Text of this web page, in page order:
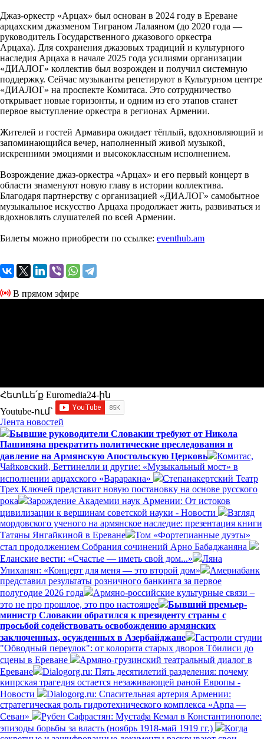
Джаз-оркестр «Арцах» был основан в 2024 году в Ереване
арцахским джазменом Тиграном Лалаяном (до 2020 года —
руководитель Государственного джазового оркестра
Арцаха). Для сохранения джазовых традиций и культурного
наследия Арцаха в начале 2025 года усилиями организации
«ДИАЛОГ» коллектив был возрожден и получил системную
поддержку. Сейчас музыканты репетируют в Культурном центре
«ДИАЛОГ» на проспекте Комитаса. Это сотрудничество
открывает новые горизонты, и одним из его этапов станет
первое выступление оркестра в регионах Армении.
Жителей и гостей Армавира ожидает тёплый, вдохновляющий и
запоминающийся вечер, наполненный живой музыкой,
искренними эмоциями и высококлассным исполнением.
Возрождение джаз-оркестра «Арцах» и его первый концерт в
области знаменуют новую главу в истории коллектива.
Благодаря партнерству с организацией «ДИАЛОГ» самобытное
музыкальное искусство Арцаха продолжает жить, развиваться и
вдохновлять слушателей по всей Армении.
Билеты можно приобрести по ссылке: eventhub.am
В прямом эфире
Հետևե՛ք Euromedia24-ին
Youtube-ում`
Лента новостей
Бывшие руководители Словакии требуют от Никола
Пашиняна прекратить политические преследования и
давление на Армянскую Апостольскую Церковь
Комитас,
Чайковский, Беттинелли и другие: «Музыкальный мост» в
исполнении арцахского «Вараракна»
Степанакертский Театр
Трех Ключей представит новую постановку на основе русского
рока
Зарождение Академии наук Армении: От истоков
цивилизации к вершинам советской науки - Новости
Взгляд
мордовского ученого на армянское наследие: презентация книги
Татяны Янгайкиной в Ереване
Том «Фортепианные дуэты»
стал продолжением Собрания сочинений Арно Бабаджаняна
Еланские вести: «Счастье — иметь свой дом...»
Ляна
Улиханян: «Концерт для меня — это второй дом»
Америабанк
представил результаты розничного банкинга за первое
полугодие 2026 года
Армяно-российские культурные связи –
это не про прошлое, это про настоящее
Бывший премьер-
министр Словакии обратился к президенту страны с
просьбой содействовать освобождению армянских
заключенных, осужденных в Азербайджане
Гастроли студии
"Обводный переулок": от колорита старых дворов Тбилиси до
сцены в Ереване
Армяно-грузинский театральный диалог в
Ереване
Dialogorg.ru: Пять десятилетий разделения: почему
кипрская трагедия остается незаживающей раной Европы -
Новости
Dialogorg.ru: Спасительная артерия Армении:
стратегическая роль гидротехнического комплекса «Арпа —
Севан»
Рубен Сафрастян: Мустафа Кемал в Константинополе:
эпизоды борьбы за власть (ноябрь 1918-май 1919 гг.)
Когда